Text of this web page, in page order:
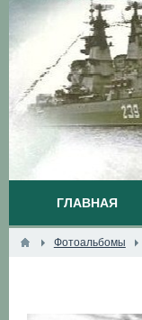
ГЛАВНАЯ
Фотоальбомы